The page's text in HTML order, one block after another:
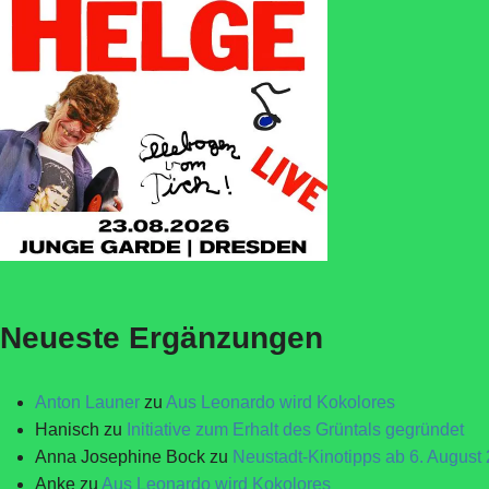
Neueste Ergänzungen
Anton Launer zu Aus Leonardo wird Kokolores
Hanisch zu Initiative zum Erhalt des Grüntals gegründet
Anna Josephine Bock zu Neustadt-Kinotipps ab 6. August
Anke zu Aus Leonardo wird Kokolores